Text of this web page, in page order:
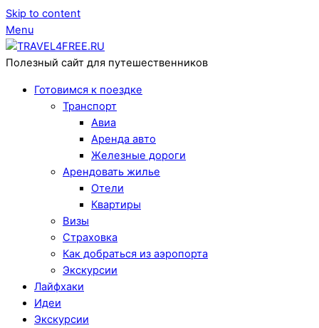
Skip to content
Menu
Полезный сайт для путешественников
Готовимся к поездке
Транспорт
Авиа
Аренда авто
Железные дороги
Арендовать жилье
Отели
Квартиры
Визы
Страховка
Как добраться из аэропорта
Экскурсии
Лайфхаки
Идеи
Экскурсии